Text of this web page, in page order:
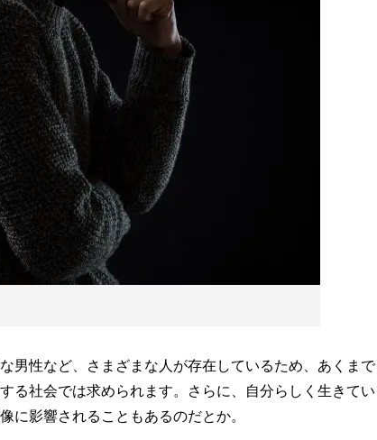
男性など、さまざまな人が存在しているため、あくまで
る社会では求められます。さらに、自分らしく生きてい
に影響されることもあるのだとか。